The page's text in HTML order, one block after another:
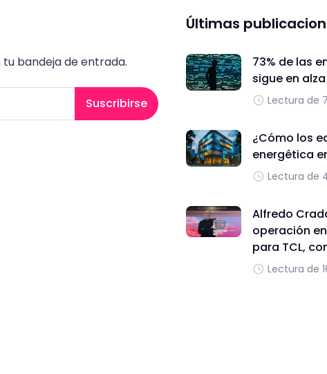
bandeja de entrada.
Suscribirse
Últimas
73% de las
sigue en
Lectura de
¿Cómo los
energética
Lectura de
Alfredo
operación
para TCL,
Lectura de